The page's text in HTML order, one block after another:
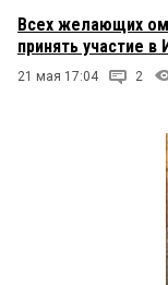
Всех желающих
принять участие
21 мая 17:04 2